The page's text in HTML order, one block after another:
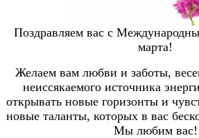
Поздравляем вас с
марта!
Желаем вам любви и заботы,
неиссякаемого источника
открывать новые горизонты и
новые таланты, которых в вас
Мы любим вас!